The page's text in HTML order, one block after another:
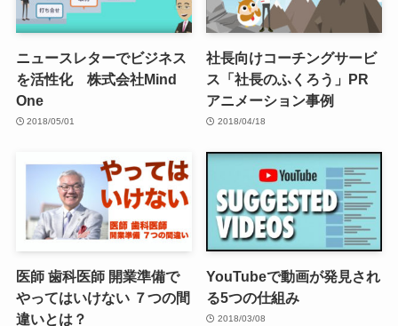
ニュースレターでビジネス
を活性化 株式会社Mind
One
2018/05/01
社長向けコーチングサービ
ス「社長のふくろう」PR
アニメーション事例
2018/04/18
医師 歯科医師 開業準備で
やってはいけない ７つの間
違いとは？
YouTubeで動画が発見され
る5つの仕組み
2018/03/08